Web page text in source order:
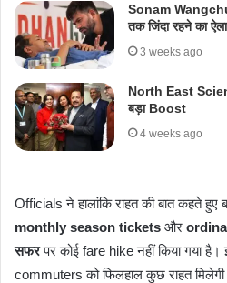
Sonam
तक जिंदा रहने का
3 weeks ago
North East
बड़ा Boost
4 weeks ago
Officials ने हालांकि राहत की बात कहते हुए
monthly season tickets और
सफरपर कोई fare hike नहीं किया गया
commuters को फिलहाल कुछ राहत